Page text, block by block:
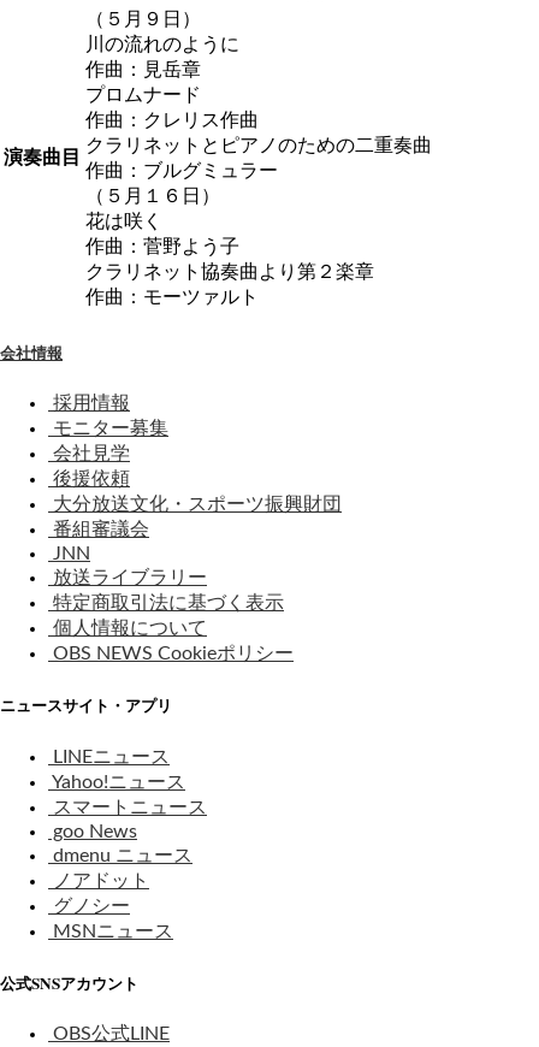
演奏曲目
（５月９日）
川の流れのように
作曲：見岳章
プロムナード
作曲：クレリス作曲
クラリネットとピアノのための二重奏曲
作曲：ブルグミュラー
（５月１６日）
花は咲く
作曲：菅野よう子
クラリネット協奏曲より第２楽章
作曲：モーツァルト
会社情報
採用情報
モニター募集
会社見学
後援依頼
大分放送文化・スポーツ振興財団
番組審議会
JNN
放送ライブラリー
特定商取引法に基づく表示
個人情報について
OBS NEWS Cookieポリシー
ニュースサイト・アプリ
LINEニュース
Yahoo!ニュース
スマートニュース
goo News
dmenu ニュース
ノアドット
グノシー
MSNニュース
公式SNSアカウント
OBS公式LINE